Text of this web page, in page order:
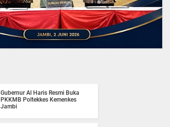
Gubernur Al Haris Resmi Buka
PKKMB Poltekkes Kemenkes
Jambi